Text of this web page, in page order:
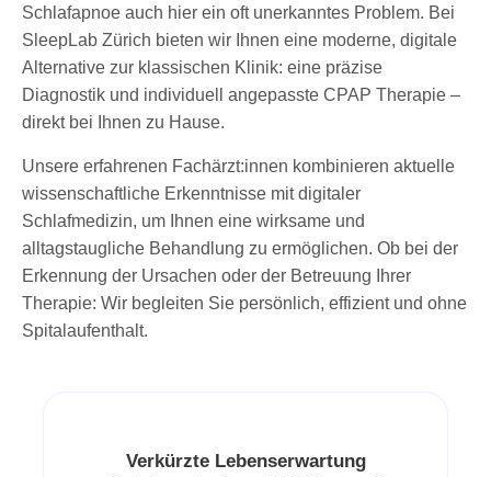
Schlafapnoe auch hier ein oft unerkanntes Problem. Bei
SleepLab Zürich bieten wir Ihnen eine moderne, digitale
Alternative zur klassischen Klinik: eine präzise
Diagnostik und individuell angepasste CPAP Therapie –
direkt bei Ihnen zu Hause.
Unsere erfahrenen Fachärzt:innen kombinieren aktuelle
wissenschaftliche Erkenntnisse mit digitaler
Schlafmedizin, um Ihnen eine wirksame und
alltagstaugliche Behandlung zu ermöglichen. Ob bei der
Erkennung der Ursachen oder der Betreuung Ihrer
Therapie: Wir begleiten Sie persönlich, effizient und ohne
Spitalaufenthalt.
Verkürzte Lebenserwartung